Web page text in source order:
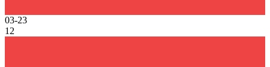
03-23
12